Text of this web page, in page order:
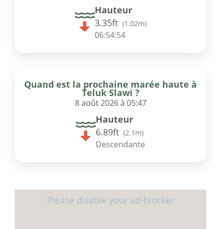
Hauteur
3.35ft (1.02m)
06:54:54
Quand est la prochaine marée haute à
Teluk Slawi ?
8 août 2026 à 05:47
Hauteur
6.89ft (2.1m)
Descendante